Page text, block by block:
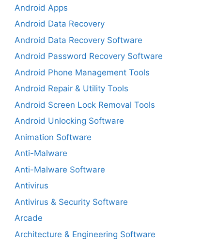
Android Apps
Android Data Recovery
Android Data Recovery Software
Android Password Recovery Software
Android Phone Management Tools
Android Repair & Utility Tools
Android Screen Lock Removal Tools
Android Unlocking Software
Animation Software
Anti-Malware
Anti-Malware Software
Antivirus
Antivirus & Security Software
Arcade
Architecture & Engineering Software